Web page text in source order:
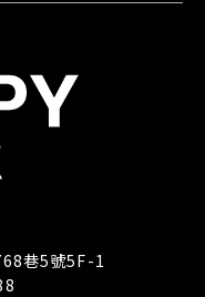
巷5號5F-1